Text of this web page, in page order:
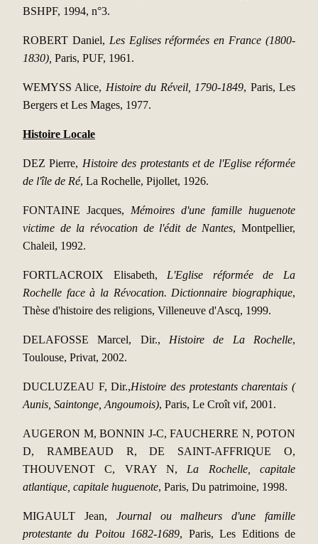
BSHPF, 1994, n°3.
ROBERT Daniel, Les Eglises réformées en France (1800-
1830), Paris, PUF, 1961.
WEMYSS Alice, Histoire du Réveil, 1790-1849, Paris, Les
Bergers et Les Mages, 1977.
Histoire Locale
DEZ Pierre, Histoire des protestants et de l'Eglise réformée
de l'île de Ré, La Rochelle, Pijollet, 1926.
FONTAINE Jacques, Mémoires d'une famille huguenote
victime de la révocation de l'édit de Nantes, Montpellier,
Chaleil, 1992.
FORTLACROIX Elisabeth, L'Eglise réformée de La
Rochelle face à la Révocation. Dictionnaire biographique,
Thèse d'histoire des religions, Villeneuve d'Ascq, 1999.
DELAFOSSE Marcel, Dir., Histoire de La Rochelle,
Toulouse, Privat, 2002.
DUCLUZEAU F,Dir.,Histoire des protestants charentais (
Aunis, Saintonge, Angoumois), Paris, Le Croît vif, 2001.
AUGERON M, BONNIN J-C, FAUCHERRE N, POTON
D, RAMBEAUD R, DE SAINT-AFFRIQUE O,
THOUVENOT C, VRAY N, La Rochelle, capitale
atlantique, capitale huguenote, Paris, Du patrimoine, 1998.
MIGAULT Jean, Journal ou malheurs d'une famille
protestante du Poitou 1682-1689, Paris, Les Editions de